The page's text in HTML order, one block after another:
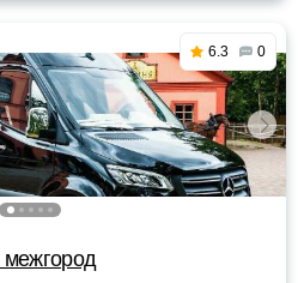
6.3 0
межгород